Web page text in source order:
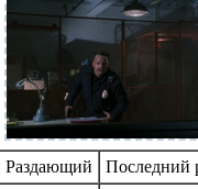
Раздающий
Последний